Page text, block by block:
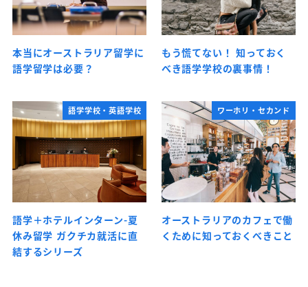
本当にオーストラリア留学に
語学留学は必要？
もう慌てない！ 知っておく
べき語学学校の裏事情！
語学学校・英語学校
語学＋ホテルインターン-夏
休み留学 ガクチカ就活に直
結するシリーズ
ワーホリ・セカンド
オーストラリアのカフェで働
くために知っておくべきこと